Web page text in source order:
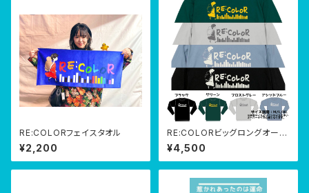
RE:COLORフェイスタオル
¥2,200
RE:COLORビッグロングオーバ
ーTシャツ
¥4,500